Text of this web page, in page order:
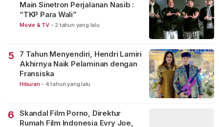
Main Sinetron Perjalanan Nasib :
“TKP Para Wali”
Movie & TV - 2 tahun yang lalu
5
7 Tahun Menyendiri, Hendri Lamiri
Akhirnya Naik Pelaminan dengan
Fransiska
Hiburan - 4 tahun yang lalu
6
Skandal Film Porno, Direktur
Rumah Film Indonesia Evry Joe,